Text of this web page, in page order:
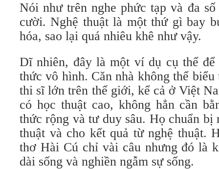
Nói như trên nghe phức tạp và đa
cười. Nghệ thuật là một thứ gì bay
hóa, sao lại quá nhiêu khê như vậy.
Dĩ nhiên, đây là một ví dụ cụ thể
thức vô hình. Căn nhà không thể
thi sĩ lớn trên thế giới, kể cả ở Việt
có học thuật cao, không hẳn cần
thức rộng và tư duy sâu. Họ chuẩn bị
thuật và cho kết quả từ nghệ thuật.
thơ Hài Cú chỉ vài câu nhưng đó là
dài sống và nghiền ngẫm sự sống.